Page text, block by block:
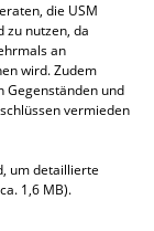
die USM
zu nutzen, da
an
wird. Zudem
Gegenständen und
vermieden
um detaillierte
1,6 MB).